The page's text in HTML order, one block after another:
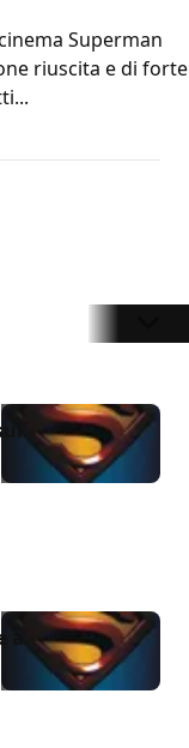
Superman
riuscita e di forte